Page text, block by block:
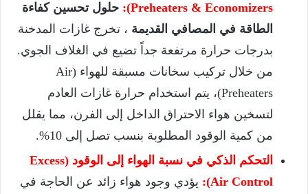
Preheaters & Economizers):
حلول تحسين كفاءة
الطاقة في المصافي القديمة ، تخرج غازات المدخنة
بدرجات حرارة مرتفعة جداً تضيع في الغلاف الجوي.
من خلال تركيب سخانات مسبقة للهواء (Air
Preheaters)، يتم استخدام حرارة غازات العادم
لتسخين هواء الاحتراق الداخل إلى الفرن، مما يقلل
من كمية الوقود المطلوبة بنسب تصل إلى 10%.
التحكم الذكي في نسبة الهواء إلى الوقود (Excess
Air Control):
يؤدي وجود هواء زائد عن الحاجة في